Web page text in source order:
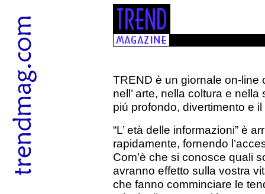
TREND è un giornale on-
nell’ arte, nella coltura e
piú profondo, divertimento e
“L’ età delle informazioni” è
rapidamente, fornendo
Com’è che si conosce quali
avranno effetto sulla vostra
che fanno comminciare le